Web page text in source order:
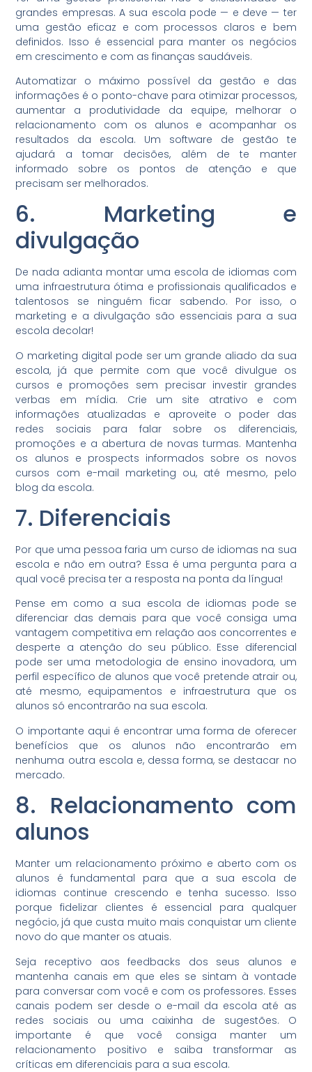
grandes empresas. A sua escola pode — e deve — ter
uma gestão eficaz e com processos claros e bem
definidos. Isso é essencial para manter os negócios
em crescimento e com as finanças saudáveis.
Automatizar o máximo possível da gestão e das
informações é o ponto-chave para otimizar processos,
aumentar a produtividade da equipe, melhorar o
relacionamento com os alunos e acompanhar os
resultados da escola. Um software de gestão te
ajudará a tomar decisões, além de te manter
informado sobre os pontos de atenção e que
precisam ser melhorados.
6. Marketing e
divulgação
De nada adianta montar uma escola de idiomas com
uma infraestrutura ótima e profissionais qualificados e
talentosos se ninguém ficar sabendo. Por isso, o
marketing e a divulgação são essenciais para a sua
escola decolar!
O marketing digital pode ser um grande aliado da sua
escola, já que permite com que você divulgue os
cursos e promoções sem precisar investir grandes
verbas em mídia. Crie um site atrativo e com
informações atualizadas e aproveite o poder das
redes sociais para falar sobre os diferenciais,
promoções e a abertura de novas turmas. Mantenha
os alunos e prospects informados sobre os novos
cursos com e-mail marketing ou, até mesmo, pelo
blog da escola.
7. Diferenciais
Por que uma pessoa faria um curso de idiomas na sua
escola e não em outra? Essa é uma pergunta para a
qual você precisa ter a resposta na ponta da língua!
Pense em como a sua escola de idiomas pode se
diferenciar das demais para que você consiga uma
vantagem competitiva em relação aos concorrentes e
desperte a atenção do seu público. Esse diferencial
pode ser uma metodologia de ensino inovadora, um
perfil específico de alunos que você pretende atrair ou,
até mesmo, equipamentos e infraestrutura que os
alunos só encontrarão na sua escola.
O importante aqui é encontrar uma forma de oferecer
benefícios que os alunos não encontrarão em
nenhuma outra escola e, dessa forma, se destacar no
mercado.
8. Relacionamento com
alunos
Manter um relacionamento próximo e aberto com os
alunos é fundamental para que a sua escola de
idiomas continue crescendo e tenha sucesso. Isso
porque fidelizar clientes é essencial para qualquer
negócio, já que custa muito mais conquistar um cliente
novo do que manter os atuais.
Seja receptivo aos feedbacks dos seus alunos e
mantenha canais em que eles se sintam à vontade
para conversar com você e com os professores. Esses
canais podem ser desde o e-mail da escola até as
redes sociais ou uma caixinha de sugestões. O
importante é que você consiga manter um
relacionamento positivo e saiba transformar as
críticas em diferenciais para a sua escola.